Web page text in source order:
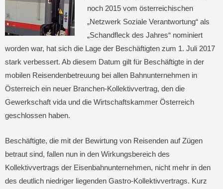
noch 2015 vom österreichischen
„Netzwerk Soziale Verantwortung“ als
„Schandfleck des Jahres“ nominiert
worden war, hat sich die Lage der Beschäftigten zum 1. Juli 2017
stark verbessert. Ab diesem Datum gilt für Beschäftigte in der
mobilen Reisendenbetreuung bei allen Bahnunternehmen in
Österreich ein neuer Branchen-Kollektivvertrag, den die
Gewerkschaft vida und die Wirtschaftskammer Österreich
geschlossen haben.
Beschäftigte, die mit der Bewirtung von Reisenden auf Zügen
betraut sind, fallen nun in den Wirkungsbereich des
Kollektivvertrags der Eisenbahnunternehmen, nicht mehr in den
des deutlich niedriger liegenden Gastro-Kollektivvertrags. Kurz